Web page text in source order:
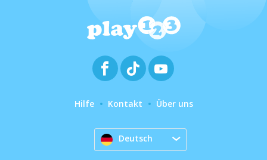
Hilfe Kontakt Über uns
Deutsch